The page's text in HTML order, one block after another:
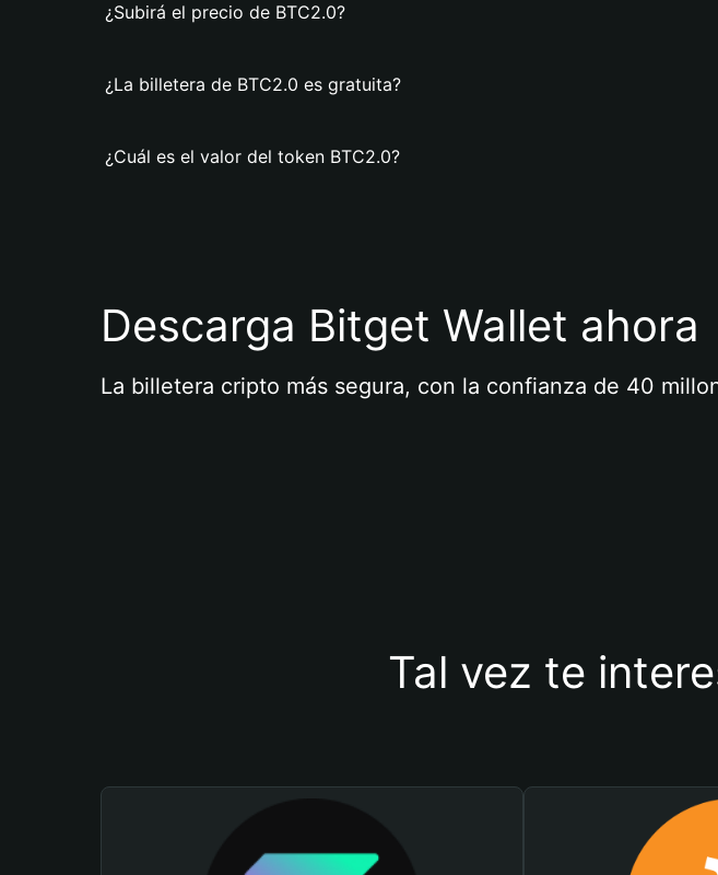
¿Subirá el precio de BTC2.0?
¿La billetera de BTC2.0 es gratuita?
¿Cuál es el valor del token BTC2.0?
Descarga Bitget Wallet ahora
La billetera cripto más segura, con la confianza de 40
Tal vez te